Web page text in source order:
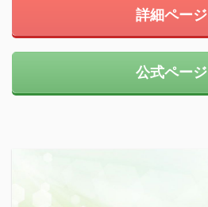
詳細ページ
公式ページ